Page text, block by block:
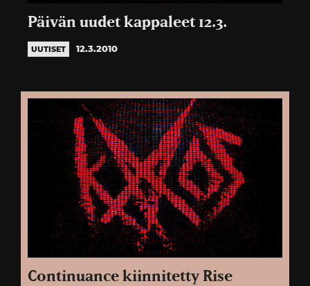
Päivän uudet kappaleet 12.3.
UUTISET 12.3.2010
Continuance kiinnitetty Rise